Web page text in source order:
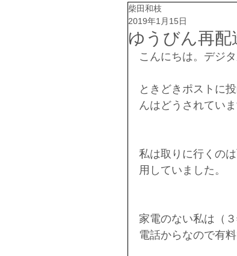
ゆうびん再配
柴田和枝
2019年1月15日
こんにちは。デジ
ときどきポストに
んはどうされてい
私は取りに行くの
用していました。
家電のない私は（
電話からなので有料